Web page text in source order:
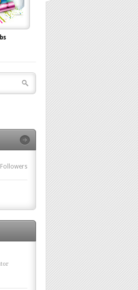
Withings, ça push ma balance ?
avril 12, 2014, byAntor
Followers